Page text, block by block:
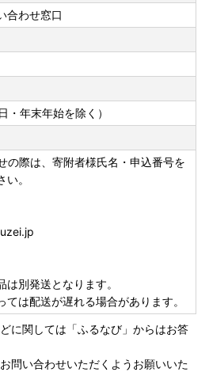
きまして】
せ等については、土・日・祝を除
なります。
〜8月16日となっております。
ては、8月17日からの配送日程と
場合がございます。予めご了承く
ある返礼品、その他到着日指定が
荷を行います（3営業日以内出
定日のあるもの/お中元対応返礼
ますが、12月にご寄附いただいた
遅延が生じる可能性がございま
合わせ窓口
年末年始を除く）
際は、寄附者様氏名・申込番号を
。
は別発送となります。
ては配送が遅れる場合があります。
に関しては「ふるなび」からはお答
問い合わせいただくようお願いいた